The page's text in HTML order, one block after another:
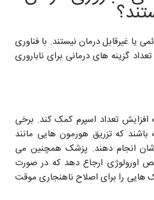
یا غیرقابل درمان نیستند. با فناوری
گزینه ‌های درمانی برای ناباروری
افزایش تعداد اسپرم کمک کند. برخی
باشند که تزریق هورمون ‌هایی مانند
انجام دهند. پزشک همچنین می
اورولوژی ارجاع دهد که در صورت
را برای اصلاح ناهنجاری موقت